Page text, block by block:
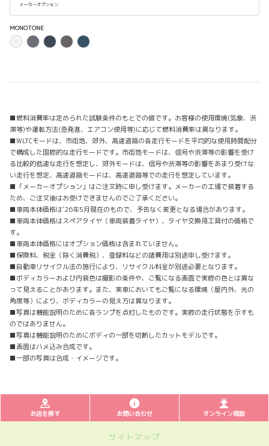
メーカーオプション
MONOTONE
■燃料消費率は定められた試験条件のもとでの値です。お客様の使用環境(気象、渋
滞等)や運転方法(急発進、エアコン使用等)に応じて燃料消費率は異なります。
■WLTCモードは、市街地、郊外、高速道路の各走行モードを平均的な使用時間配分
で構成した国際的な走行モードです。市街地モードは、信号や渋滞等の影響を受け
る比較的低速な走行を想定し、郊外モードは、信号や渋滞等の影響をあまり受けな
い走行を想定、高速道路モードは、高速道路等での走行を想定しています。
■「メーカーオプション」はご注文時に申し受けます。メーカーの工場で装着する
ため、ご注文後はお受けできませんのでご了承ください。
■車両本体価格は'26年5月現在のもので、予告なく変更となる場合があります。
■車両本体価格はスペアタイヤ（車両装着タイヤ）、タイヤ交換用工具付の価格で
す。
■車両本体価格にはオプション価格は含まれていません。
■保険料、税金（除く消費税）、登録料などの諸費用は別途申し受けます。
■自動車リサイクル法の施行により、リサイクル料金が別途必要となります。
■ボディカラーおよび内装色は撮影の条件や、ご覧になる画面で実際の色とは異な
って見えることがあります。また、実車においてもご覧になる環境（屋内外、光の
角度等）により、ボディカラーの見え方は異なります。
■写真は機能説明のために各ランプを点灯したものです。実際の走行状態を示すも
のではありません。
■写真は機能説明のためにボディの一部を切断したカットモデルです。
■画面はハメ込み合成です。
■一部の写真は合成・イメージです。
お店を探す お問い合わせ オンライン商談
サイトマップ